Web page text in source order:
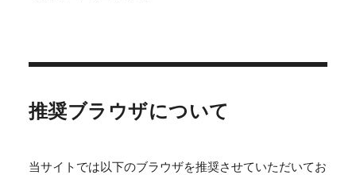
推奨ブラウザについて
当サイトでは以下のブラウザを推奨させていただいてお